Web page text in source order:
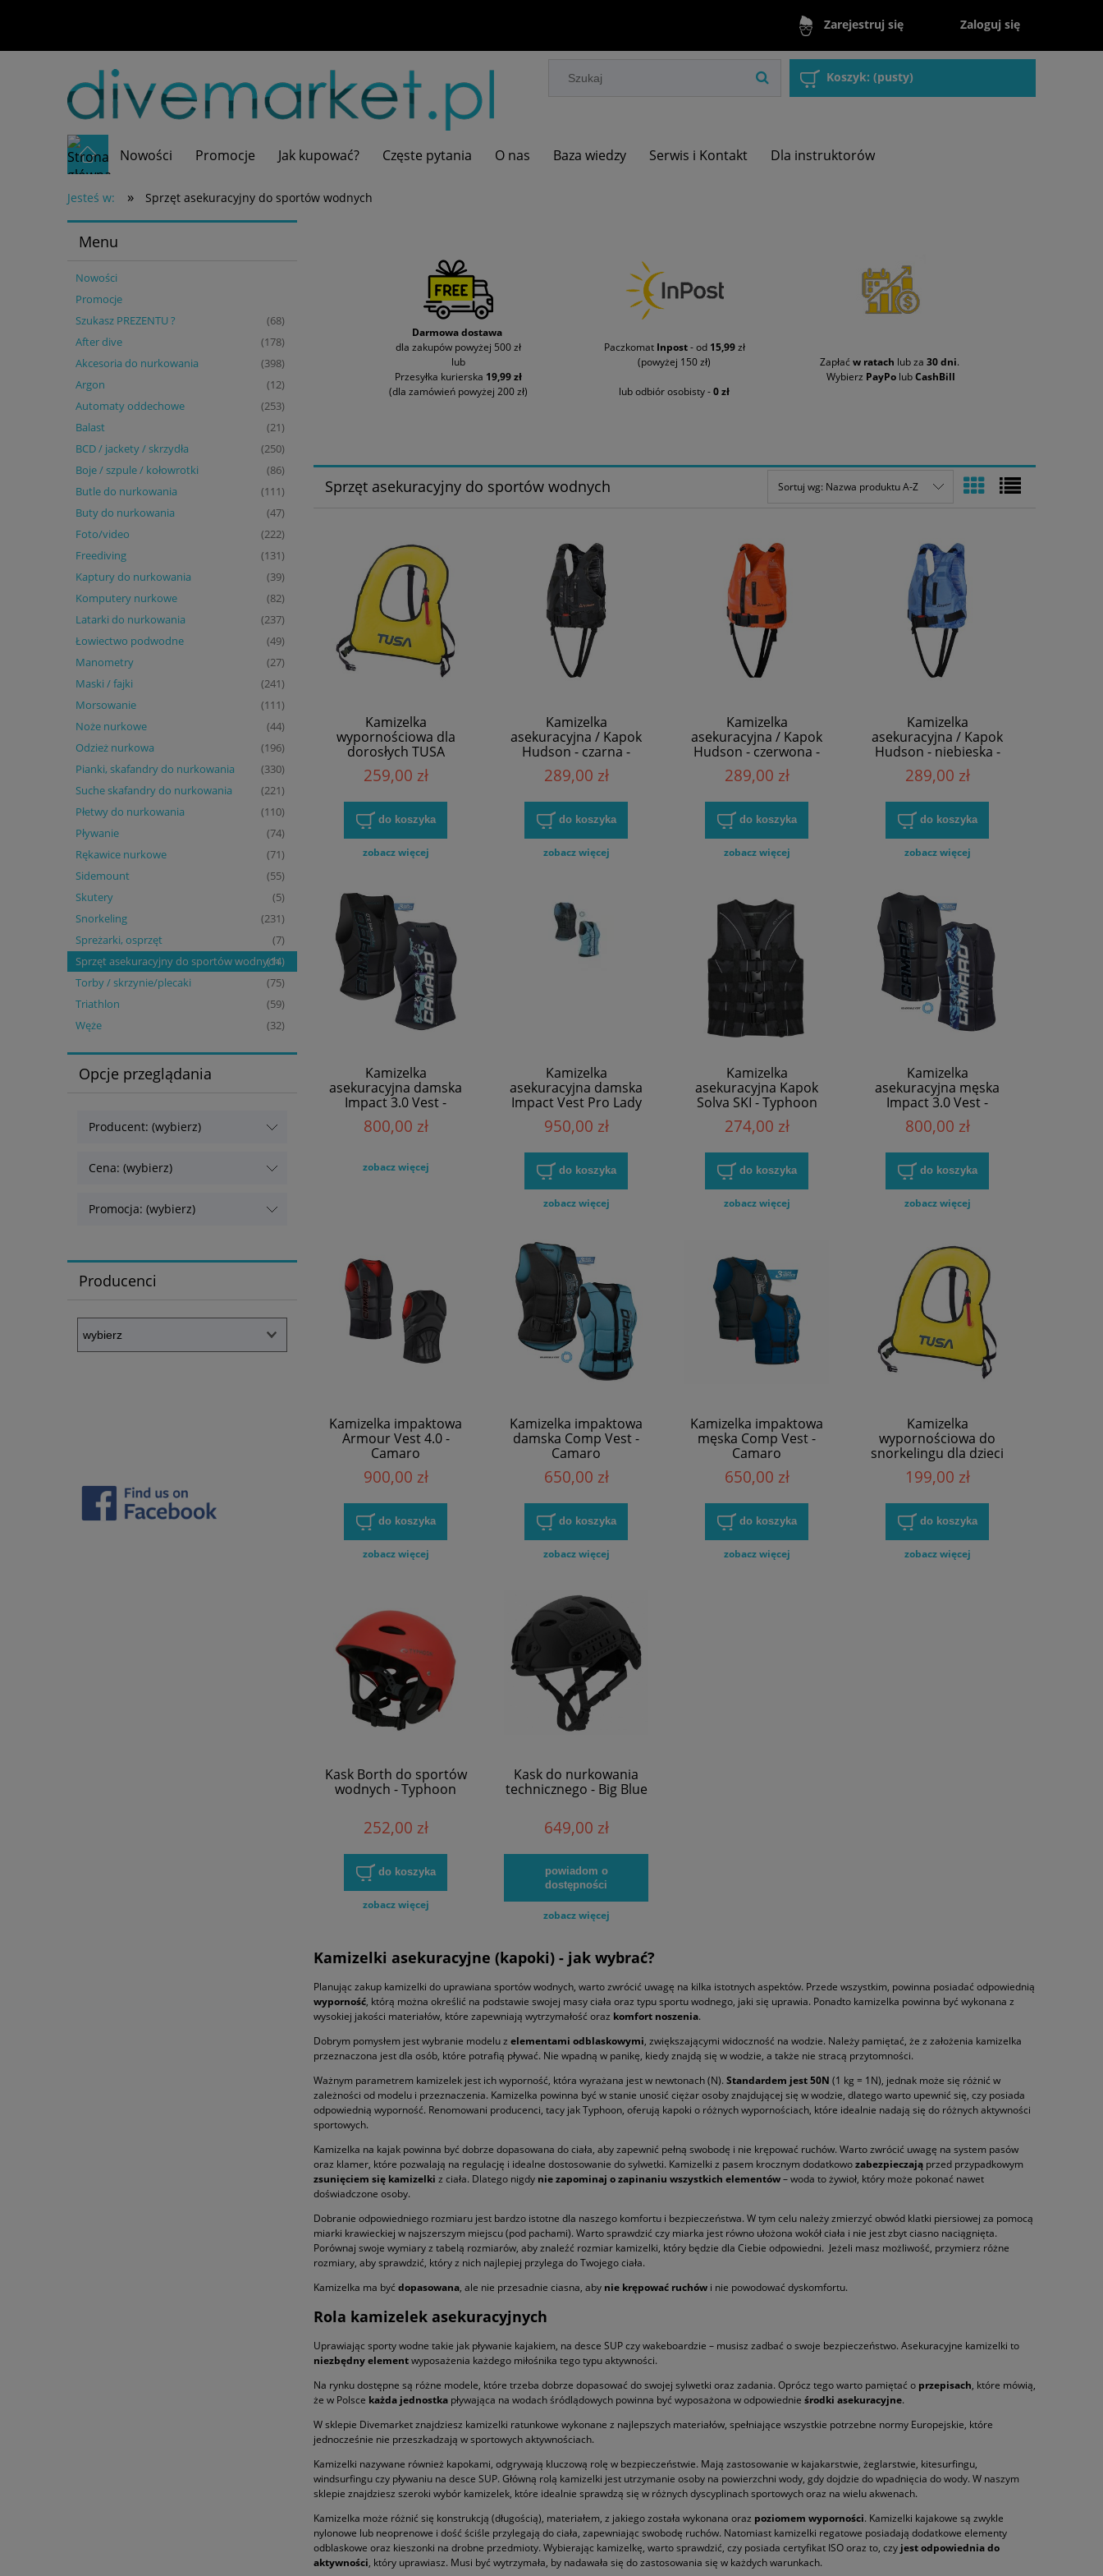
Zarejestruj się Zaloguj się
Koszyk: (pusty)
Nowości Promocje Jak kupować? Częste pytania O nas Baza wiedzy Serwis i Kontakt Dla instruktorów
Jesteś w: » Sprzęt asekuracyjny do sportów wodnych
Menu
Nowości
Promocje
Szukasz PREZENTU ?
(68)
After dive (178)
Akcesoria do nurkowania (398)
Argon (12)
Automaty oddechowe (253)
Balast (21)
BCD / jackety / skrzydła (250)
Boje / szpule / kołowrotki (86)
Butle do nurkowania (111)
Buty do nurkowania (47)
Foto/video (222)
Freediving (131)
Kaptury do nurkowania (39)
Komputery nurkowe (82)
Latarki do nurkowania (237)
Łowiectwo podwodne (49)
Manometry (27)
Maski / fajki (241)
Morsowanie (111)
Noże nurkowe (44)
Odzież nurkowa (196)
Pianki, skafandry do nurkowania (330)
Suche skafandry do nurkowania (221)
Płetwy do nurkowania (110)
Pływanie (74)
Rękawice nurkowe (71)
Sidemount (55)
Skutery (5)
Snorkeling (231)
Spreżarki, osprzęt (7)
Sprzęt asekuracyjny do sportów wodnych
(14)
Torby / skrzynie/plecaki (75)
Triathlon (59)
Węże (32)
Opcje przeglądania
Producent: (wybierz)
Cena: (wybierz)
Promocja: (wybierz)
Producenci
Darmowa dostawa
dla zakupów powyżej 500 zł
lub
Przesyłka kurierska 19,99 zł
(dla zamówień powyżej 200 zł)
PaczkomatInpost- od 15,99zł
(powyżej 150 zł)
lub odbiór osobisty -0 zł
Zapłać w ratach lub za 30 dni.
Wybierz PayPo lubCashBill
Sprzęt asekuracyjny do sportów wodnych Sortuj wg: Nazwa produktu A-Z
Kamizelka
wypornościowa dla
dorosłych TUSA
259,00 zł
do koszyka
zobacz więcej
Kamizelka
asekuracyjna / Kapok
Hudson - czarna -
Typhoon
289,00 zł
do koszyka
zobacz więcej
Kamizelka
asekuracyjna / Kapok
Hudson - czerwona -
Typhoon
289,00 zł
do koszyka
zobacz więcej
Kamizelka
asekuracyjna / Kapok
Hudson - niebieska -
Typhoon
289,00 zł
do koszyka
zobacz więcej
Kamizelka
asekuracyjna damska
Impact 3.0 Vest -
Camaro
800,00 zł
zobacz więcej
Kamizelka
asekuracyjna damska
Impact Vest Pro Lady
Camaro
950,00 zł
do koszyka
zobacz więcej
Kamizelka
asekuracyjna Kapok
Solva SKI - Typhoon
274,00 zł
do koszyka
zobacz więcej
Kamizelka
asekuracyjna męska
Impact 3.0 Vest -
Camaro
800,00 zł
do koszyka
zobacz więcej
Kamizelka impaktowa
Armour Vest 4.0 -
Camaro
900,00 zł
do koszyka
zobacz więcej
Kamizelka impaktowa
damska Comp Vest -
Camaro
650,00 zł
do koszyka
zobacz więcej
Kamizelka impaktowa
męska Comp Vest -
Camaro
650,00 zł
do koszyka
zobacz więcej
Kamizelka
wypornościowa do
snorkelingu dla dzieci
TUSA
199,00 zł
do koszyka
zobacz więcej
Kask Borth do sportów
wodnych - Typhoon
252,00 zł
do koszyka
zobacz więcej
Kask do nurkowania
technicznego - Big Blue
649,00 zł
powiadom o
dostępności
zobacz więcej
Kamizelki asekuracyjne (kapoki) - jak wybrać?
Planując zakup kamizelki do uprawiana sportów wodnych, warto zwrócić uwagę na kilka istotnych aspektów. Przede wszystkim, powinna posiadać odpowiednią
wyporność, którą można określić na podstawie swojej masy ciała oraz typu sportu wodnego, jaki się uprawia. Ponadto kamizelka powinna być wykonana z
wysokiej jakości materiałów, które zapewniają wytrzymałość oraz komfort noszenia.
Dobrym pomysłem jest wybranie modelu z elementami odblaskowymi, zwiększającymi widoczność na wodzie. Należy pamiętać, że z założenia kamizelka
przeznaczona jest dla osób, które potrafią pływać. Nie wpadną w panikę, kiedy znajdą się w wodzie, a także nie stracą przytomności.
Ważnym parametrem kamizelek jest ich wyporność, która wyrażana jest w newtonach (N). Standardem jest 50N (1 kg = 1N), jednak może się różnić w
zależności od modelu i przeznaczenia. Kamizelka powinna być w stanie unosić ciężar osoby znajdującej się w wodzie, dlatego warto upewnić się, czy posiada
odpowiednią wyporność. Renomowani producenci, tacy jak Typhoon, oferują kapoki o różnych wypornościach, które idealnie nadają się do różnych aktywności
sportowych.
Kamizelka na kajak powinna być dobrze dopasowana do ciała, aby zapewnić pełną swobodę i nie krępować ruchów. Warto zwrócić uwagę na system pasów
oraz klamer, które pozwalają na regulację i idealne dostosowanie do sylwetki. Kamizelki z pasem krocznym dodatkowozabezpieczają przed przypadkowym
zsunięciem się kamizelki z ciała. Dlatego nigdy nie zapominaj o zapinaniu wszystkich elementów– woda to żywioł, który może pokonać nawet
doświadczone osoby.
Dobranie odpowiedniego rozmiaru jest bardzo istotne dla naszego komfortu i bezpieczeństwa. W tym celu należy zmierzyć obwód klatki piersiowej za pomocą
miarki krawieckiej w najszerszym miejscu (pod pachami). Warto sprawdzić czy miarka jest równo ułożona wokół ciała i nie jest zbyt ciasno naciągnięta.
Porównaj swoje wymiary z tabelą rozmiarów, aby znaleźć rozmiar kamizelki, który będzie dla Ciebie odpowiedni. Jeżeli masz możliwość, przymierz różne
rozmiary, aby sprawdzić, który z nich najlepiej przylega do Twojego ciała.
Kamizelka ma być dopasowana, ale nie przesadnie ciasna, aby nie krępować ruchów i nie powodować dyskomfortu.
Rola kamizelek asekuracyjnych
Uprawiając sporty wodne takie jak pływanie kajakiem, na desce SUP czy wakeboardzie – musisz zadbać o swoje bezpieczeństwo. Asekuracyjne kamizelki to
niezbędny elementwyposażenia każdego miłośnika tego typu aktywności.
Na rynku dostępne są różne modele, które trzeba dobrze dopasować do swojej sylwetki oraz zadania. Oprócz tego warto pamiętać o przepisach, które mówią,
że w Polsce każda jednostka pływająca na wodach śródlądowych powinna być wyposażona w odpowiednie środki asekuracyjne.
W sklepie Divemarket znajdziesz kamizelki ratunkowe wykonane z najlepszych materiałów, spełniające wszystkie potrzebne normy Europejskie, które
jednocześnie nie przeszkadzają w sportowych aktywnościach.
Kamizelki nazywane również kapokami, odgrywają kluczową rolę w bezpieczeństwie. Mają zastosowanie w kajakarstwie, żeglarstwie, kitesurfingu,
windsurfingu czy pływaniu na desce SUP. Główną rolą kamizelki jest utrzymanie osoby na powierzchni wody, gdy dojdzie do wpadnięcia do wody. W naszym
sklepie znajdziesz szeroki wybór kamizelek, które idealnie sprawdzą się w różnych dyscyplinach sportowych oraz na wielu akwenach.
Kamizelka może różnić się konstrukcją (długością), materiałem, z jakiego została wykonana oraz poziomem wyporności. Kamizelki kajakowe są zwykle
nylonowe lub neoprenowe i dość ściśle przylegają do ciała, zapewniając swobodę ruchów. Natomiast kamizelki regatowe posiadają dodatkowe elementy
odblaskowe oraz kieszonki na drobne przedmioty. Wybierając kamizelkę, warto sprawdzić, czy posiada certyfikat ISO oraz to, czy jest odpowiednia do
aktywności, który uprawiasz. Musi być wytrzymała, by nadawała się do zastosowania się w każdych warunkach.